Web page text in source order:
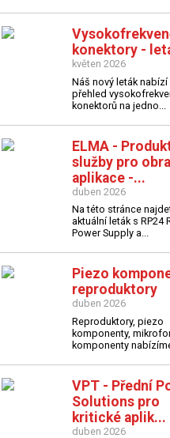
konektory -
květen 2026
Náš nový leták nabízí
přehled
konektorů na jedno...
ELMA -
služby pro
aplikace -...
duben 2026
Na této stránce
aktuální leták s RP24
Power Supply a...
Piezo
reproduktory
duben 2026
Reproduktory, piezo
komponenty,
komponenty
VPT - Přední
Solutions pro
kritické aplik...
duben 2026